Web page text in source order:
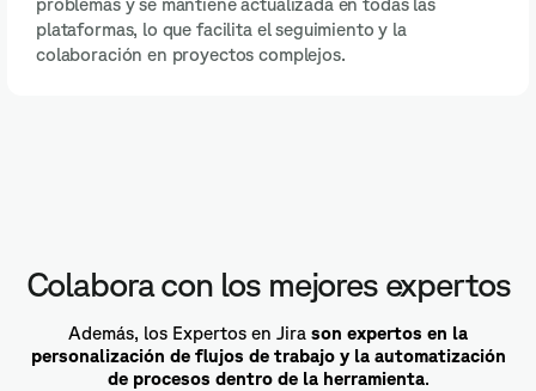
problemas y se mantiene actualizada en todas las
plataformas, lo que facilita el seguimiento y la
colaboración en proyectos complejos.
Colabora con los mejores expertos
Además, los Expertos en Jira son expertos en la
personalización de flujos de trabajo y la automatización
de procesos dentro de la herramienta.